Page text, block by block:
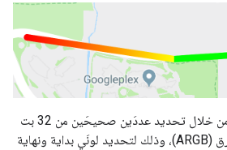
يمكنك تحديد تدرّج لوني من خلال تحديد عددَين صحيحَين من 32 بت
بتنسيق ألفا-أحمر-أخضر-أزرق (ARGB)، وذلك لتحديد لونَي بداية ونهاية